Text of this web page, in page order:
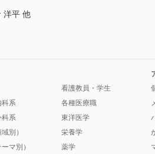
平 他
科系
科系
別）
マ別）
看護教員・学生
各種医療職
東洋医学
栄養学
薬学